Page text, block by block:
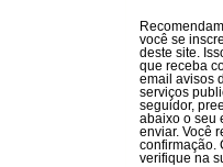
você se
deste site.
que receba
email avisos
serviços
seguidor,
abaixo o seu
enviar. Você
confirmação.
verifique na